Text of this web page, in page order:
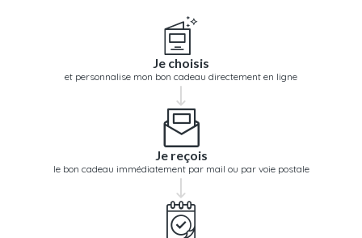
Je choisis
et personnalise mon bon cadeau directement en ligne
Je reçois
le bon cadeau immédiatement par mail ou par voie postale